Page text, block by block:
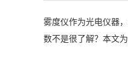
雾度仪作为光电仪器
数不是很了解？本文